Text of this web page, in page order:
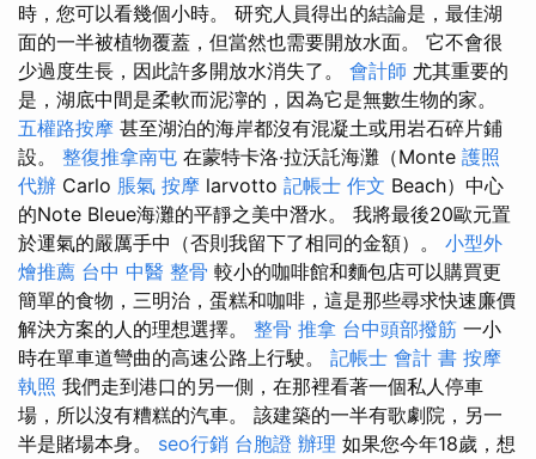
時，您可以看幾個小時。 研究人員得出的結論是，最佳湖
面的一半被植物覆蓋，但當然也需要開放水面。 它不會很
少過度生長，因此許多開放水消失了。 會計師 尤其重要的
是，湖底中間是柔軟而泥濘的，因為它是無數生物的家。
五權路按摩 甚至湖泊的海岸都沒有混凝土或用岩石碎片鋪
設。 整復推拿南屯 在蒙特卡洛·拉沃託海灘（Monte 護照
代辦 Carlo 脹氣 按摩 larvotto 記帳士 作文 Beach）中心
的Note Bleue海灘的平靜之美中潛水。 我將最後20歐元置
於運氣的嚴厲手中（否則我留下了相同的金額）。 小型外
燴推薦 台中 中醫 整骨 較小的咖啡館和麵包店可以購買更
簡單的食物，三明治，蛋糕和咖啡，這是那些尋求快速廉價
解決方案的人的理想選擇。 整骨 推拿 台中頭部撥筋 一小
時在單車道彎曲的高速公路上行駛。 記帳士 會計 書 按摩
執照 我們走到港口的另一側，在那裡看著一個私人停車
場，所以沒有糟糕的汽車。 該建築的一半有歌劇院，另一
半是賭場本身。 seo行銷 台胞證 辦理 如果您今年18歲，想